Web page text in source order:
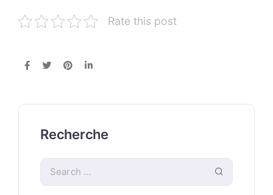
Rate this post
Recherche